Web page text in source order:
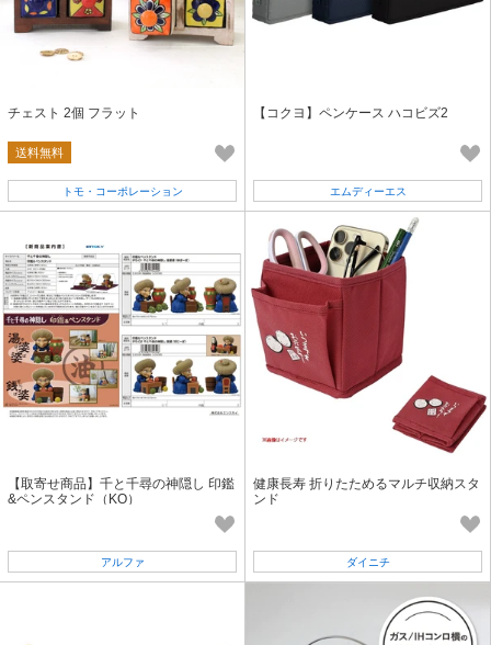
チェスト 2個 フラット
送料無料
トモ・コーポレーション
【コクヨ】ペンケース ハコビズ2
エムディーエス
【取寄せ商品】千と千尋の神隠し 印鑑
&ペンスタンド（KO）
アルファ
健康長寿 折りたためるマルチ収納スタ
ンド
ダイニチ